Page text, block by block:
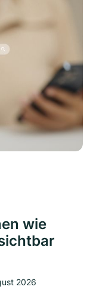
wie
2026